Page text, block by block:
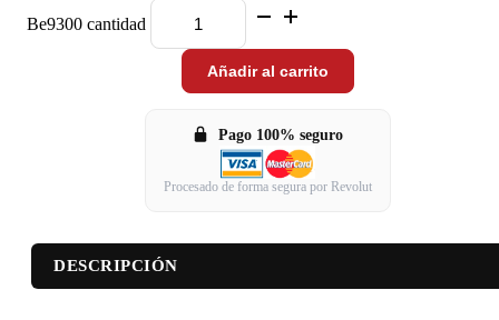
Be9300 cantidad
Añadir al carrito
Pago 100% seguro
Procesado de forma segura por Revolut
DESCRIPCIÓN